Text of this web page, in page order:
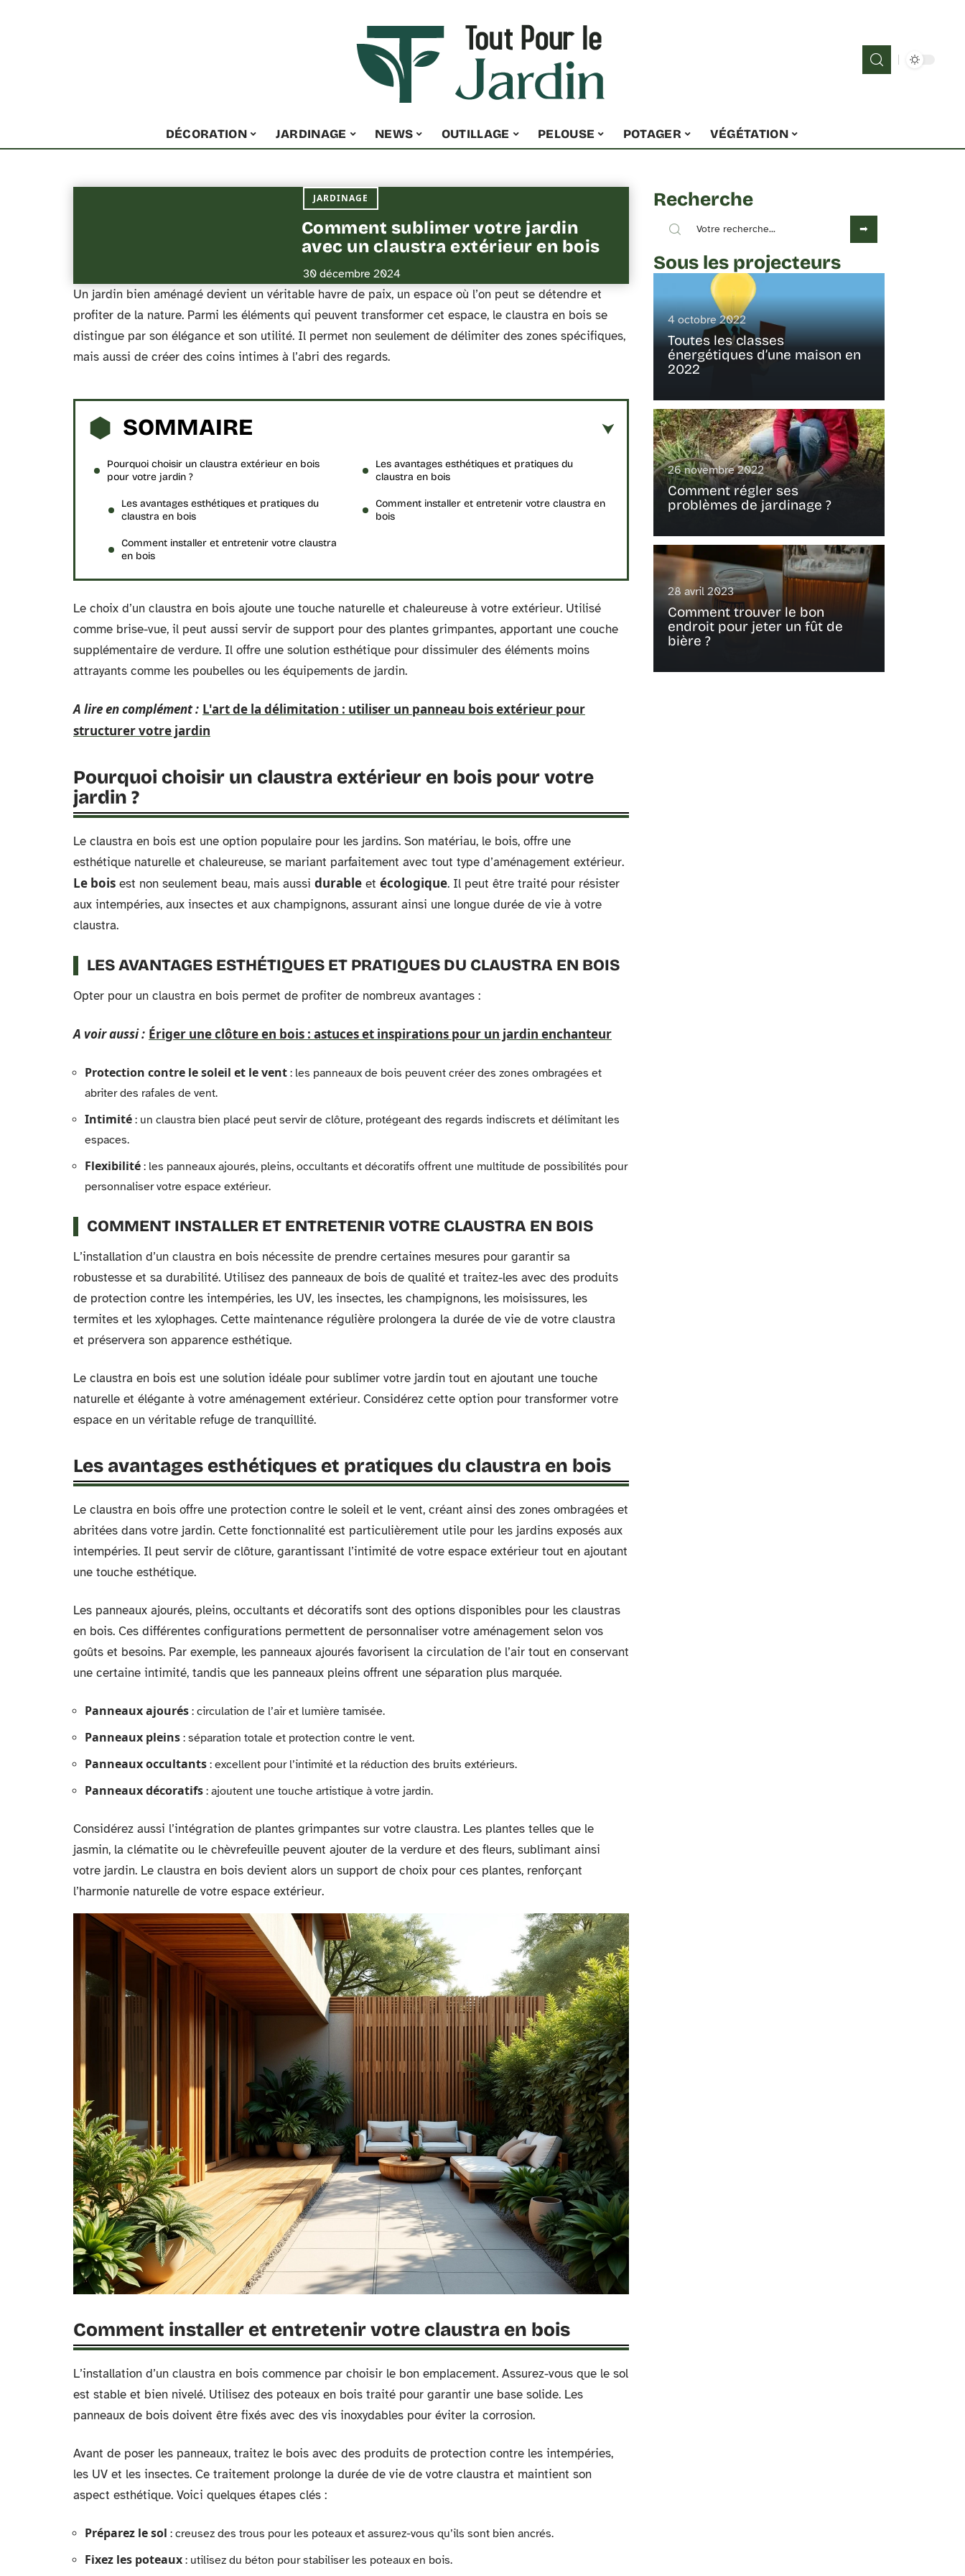
DÉCORATION JARDINAGE NEWS OUTILLAGE PELOUSE POTAGER VÉGÉTATION
JARDINAGE
Comment sublimer votre jardin
avec un claustra extérieur en bois
30 décembre 2024
Un jardin bien aménagé devient un véritable havre de paix, un espace où l’on peut se détendre et
profiter de la nature. Parmi les éléments qui peuvent transformer cet espace, le claustra en bois se
distingue par son élégance et son utilité. Il permet non seulement de délimiter des zones spécifiques,
mais aussi de créer des coins intimes à l’abri des regards.
SOMMAIRE
Pourquoi choisir un claustra extérieur en bois
pour votre jardin ?
Les avantages esthétiques et pratiques du
claustra en bois
Comment installer et entretenir votre claustra
en bois
Les avantages esthétiques et pratiques du
claustra en bois
Comment installer et entretenir votre claustra en
bois
Le choix d’un claustra en bois ajoute une touche naturelle et chaleureuse à votre extérieur. Utilisé
comme brise-vue, il peut aussi servir de support pour des plantes grimpantes, apportant une couche
supplémentaire de verdure. Il offre une solution esthétique pour dissimuler des éléments moins
attrayants comme les poubelles ou les équipements de jardin.
A lire en complément : L'art de la délimitation : utiliser un panneau bois extérieur pour
structurer votre jardin
Pourquoi choisir un claustra extérieur en bois pour votre
jardin ?
Le claustra en bois est une option populaire pour les jardins. Son matériau, le bois, offre une
esthétique naturelle et chaleureuse, se mariant parfaitement avec tout type d’aménagement extérieur.
Le bois est non seulement beau, mais aussi durable et écologique. Il peut être traité pour résister
aux intempéries, aux insectes et aux champignons, assurant ainsi une longue durée de vie à votre
claustra.
LES AVANTAGES ESTHÉTIQUES ET PRATIQUES DU CLAUSTRA EN BOIS
Opter pour un claustra en bois permet de profiter de nombreux avantages :
A voir aussi : Ériger une clôture en bois : astuces et inspirations pour un jardin enchanteur
Protection contre le soleil et le vent : les panneaux de bois peuvent créer des zones ombragées et
abriter des rafales de vent.
Intimité : un claustra bien placé peut servir de clôture, protégeant des regards indiscrets et délimitant les
espaces.
Flexibilité : les panneaux ajourés, pleins, occultants et décoratifs offrent une multitude de possibilités pour
personnaliser votre espace extérieur.
COMMENT INSTALLER ET ENTRETENIR VOTRE CLAUSTRA EN BOIS
L’installation d’un claustra en bois nécessite de prendre certaines mesures pour garantir sa
robustesse et sa durabilité. Utilisez des panneaux de bois de qualité et traitez-les avec des produits
de protection contre les intempéries, les UV, les insectes, les champignons, les moisissures, les
termites et les xylophages. Cette maintenance régulière prolongera la durée de vie de votre claustra
et préservera son apparence esthétique.
Le claustra en bois est une solution idéale pour sublimer votre jardin tout en ajoutant une touche
naturelle et élégante à votre aménagement extérieur. Considérez cette option pour transformer votre
espace en un véritable refuge de tranquillité.
Les avantages esthétiques et pratiques du claustra en bois
Le claustra en bois offre une protection contre le soleil et le vent, créant ainsi des zones ombragées et
abritées dans votre jardin. Cette fonctionnalité est particulièrement utile pour les jardins exposés aux
intempéries. Il peut servir de clôture, garantissant l’intimité de votre espace extérieur tout en ajoutant
une touche esthétique.
Les panneaux ajourés, pleins, occultants et décoratifs sont des options disponibles pour les claustras
en bois. Ces différentes configurations permettent de personnaliser votre aménagement selon vos
goûts et besoins. Par exemple, les panneaux ajourés favorisent la circulation de l’air tout en conservant
une certaine intimité, tandis que les panneaux pleins offrent une séparation plus marquée.
Panneaux ajourés : circulation de l’air et lumière tamisée.
Panneaux pleins : séparation totale et protection contre le vent.
Panneaux occultants : excellent pour l’intimité et la réduction des bruits extérieurs.
Panneaux décoratifs : ajoutent une touche artistique à votre jardin.
Considérez aussi l’intégration de plantes grimpantes sur votre claustra. Les plantes telles que le
jasmin, la clématite ou le chèvrefeuille peuvent ajouter de la verdure et des fleurs, sublimant ainsi
votre jardin. Le claustra en bois devient alors un support de choix pour ces plantes, renforçant
l’harmonie naturelle de votre espace extérieur.
Comment installer et entretenir votre claustra en bois
L’installation d’un claustra en bois commence par choisir le bon emplacement. Assurez-vous que le sol
est stable et bien nivelé. Utilisez des poteaux en bois traité pour garantir une base solide. Les
panneaux de bois doivent être fixés avec des vis inoxydables pour éviter la corrosion.
Avant de poser les panneaux, traitez le bois avec des produits de protection contre les intempéries,
les UV et les insectes. Ce traitement prolonge la durée de vie de votre claustra et maintient son
aspect esthétique. Voici quelques étapes clés :
Préparez le sol : creusez des trous pour les poteaux et assurez-vous qu’ils sont bien ancrés.
Fixez les poteaux : utilisez du béton pour stabiliser les poteaux en bois.
Recherche
Sous les projecteurs
4 octobre 2022
Toutes les classes
énergétiques d’une maison en
2022
26 novembre 2022
Comment régler ses
problèmes de jardinage ?
28 avril 2023
Comment trouver le bon
endroit pour jeter un fût de
bière ?